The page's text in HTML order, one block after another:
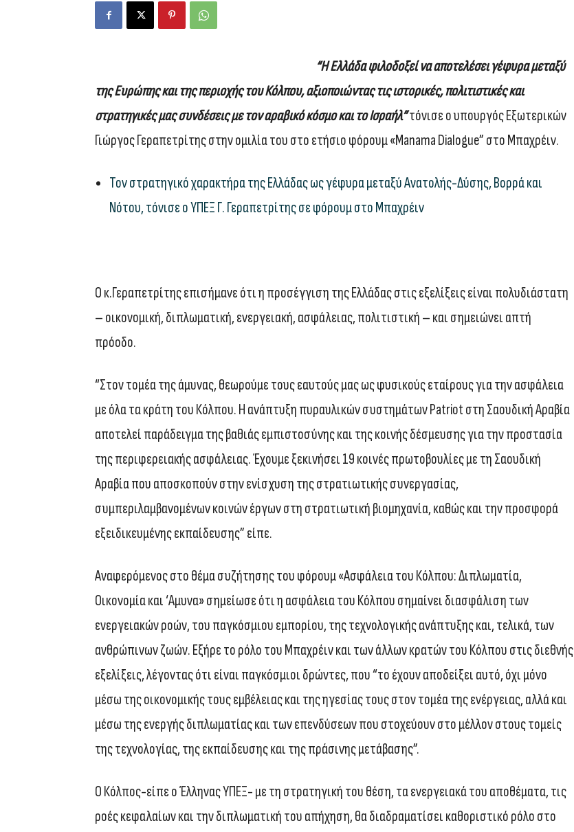
“Η Ελλάδα φιλοδοξεί να αποτελέσει γέφυρα μεταξύ
της Ευρώπης και της περιοχής του Κόλπου, αξιοποιώντας τις ιστορικές, πολιτιστικές και
στρατηγικές μας συνδέσεις με τον αραβικό κόσμο και το Ισραήλ”τόνισε ο υπουργός Εξωτερικών
Γιώργος Γεραπετρίτης στην ομιλία του στο ετήσιο φόρουμ «Manama Dialogue” στο Μπαχρέιν.
Τον στρατηγικό χαρακτήρα της Ελλάδας ως γέφυρα μεταξύ Ανατολής-Δύσης, Βορρά και
Νότου, τόνισε ο ΥΠΕΞ Γ. Γεραπετρίτης σε φόρουμ στο Μπαχρέιν
Ο κ.Γεραπετρίτης επισήμανε ότι η προσέγγιση της Ελλάδας στις εξελίξεις είναι πολυδιάστατη
– οικονομική, διπλωματική, ενεργειακή, ασφάλειας, πολιτιστική – και σημειώνει απτή
πρόοδο.
“Στον τομέα της άμυνας, θεωρούμε τους εαυτούς μας ως φυσικούς εταίρους για την ασφάλεια
με όλα τα κράτη του Κόλπου. Η ανάπτυξη πυραυλικών συστημάτων Patriot στη Σαουδική Αραβία
αποτελεί παράδειγμα της βαθιάς εμπιστοσύνης και της κοινής δέσμευσης για την προστασία
της περιφερειακής ασφάλειας. Έχουμε ξεκινήσει 19 κοινές πρωτοβουλίες με τη Σαουδική
Αραβία που αποσκοπούν στην ενίσχυση της στρατιωτικής συνεργασίας,
συμπεριλαμβανομένων κοινών έργων στη στρατιωτική βιομηχανία, καθώς και την προσφορά
εξειδικευμένης εκπαίδευσης” είπε.
Αναφερόμενος στο θέμα συζήτησης του φόρουμ «Ασφάλεια του Κόλπου: Διπλωματία,
Οικονομία και ‘Αμυνα» σημείωσε ότι η ασφάλεια του Κόλπου σημαίνει διασφάλιση των
ενεργειακών ροών, του παγκόσμιου εμπορίου, της τεχνολογικής ανάπτυξης και, τελικά, των
ανθρώπινων ζωών. Εξήρε το ρόλο του Μπαχρέιν και των άλλων κρατών του Κόλπου στις διεθνής
εξελίξεις, λέγοντας ότι είναι παγκόσμιοι δρώντες, που “το έχουν αποδείξει αυτό, όχι μόνο
μέσω της οικονομικής τους εμβέλειας και της ηγεσίας τους στον τομέα της ενέργειας, αλλά και
μέσω της ενεργής διπλωματίας και των επενδύσεων που στοχεύουν στο μέλλον στους τομείς
της τεχνολογίας, της εκπαίδευσης και της πράσινης μετάβασης”.
Ο Κόλπος-είπε ο Έλληνας ΥΠΕΞ- με τη στρατηγική του θέση, τα ενεργειακά του αποθέματα, τις
ροές κεφαλαίων και την διπλωματική του απήχηση, θα διαδραματίσει καθοριστικό ρόλο στο